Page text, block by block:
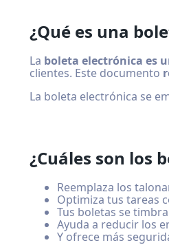
¿Qué es una
La boleta electrónica es
clientes. Este documento
La boleta electrónica se
¿Cuáles son los
Reemplaza los
Optimiza tus tareas
Tus boletas se
Ayuda a reducir los
Y ofrece más